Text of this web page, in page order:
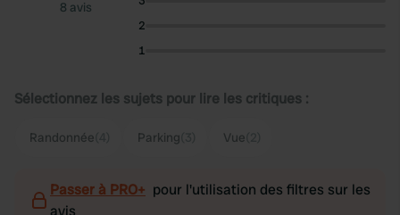
8 avis
2
1
Sélectionnez les sujets pour lire les critiques :
Randonnée Parking Vue
Passer à PRO+ pour l'utilisation des filtres sur les
avis